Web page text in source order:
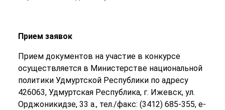
Прием заявок
Прием документов на участие в конкурсе
осуществляется в Министерстве национальной
политики Удмуртской Республики по адресу
426063, Удмуртская Республика, г. Ижевск, ул.
Орджоникидзе, 33 а., тел./факс: (3412) 685-355, e-